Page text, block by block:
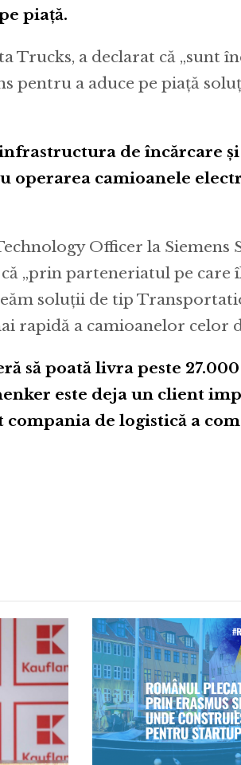
piață.
Trucks, a declarat că „sunt
pentru a aduce pe piață
infrastructura de încărcare
operarea camioanele
Officer la Siemens
„prin parteneriatul pe care
soluții de tip
rapidă a camioanelor celor
să poată livra peste
este deja un client
de logistică a